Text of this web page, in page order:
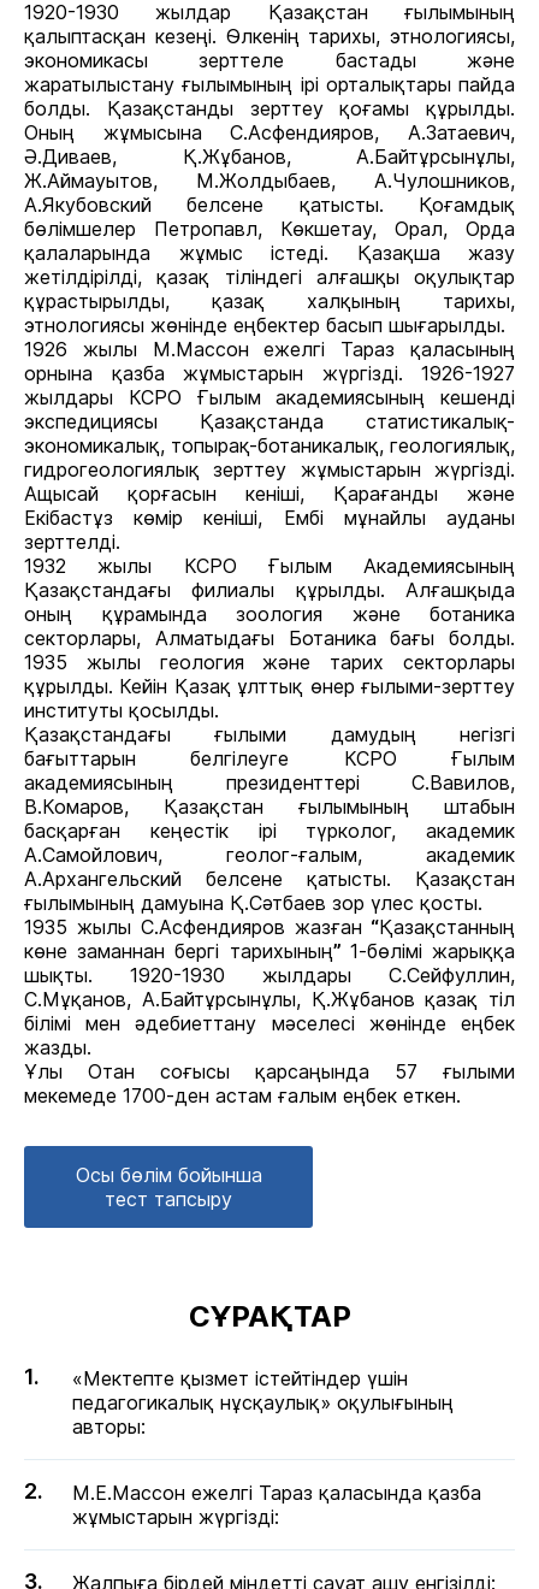
1920-1930 жылдар Қазақстан ғылымының
қалыптасқан кезеңі. Өлкенің тарихы, этнологиясы,
экономикасы зерттеле бастады жəне
жаратылыстану ғылымының ірі орталықтары пайда
болды. Қазақстанды зерттеу қоғамы құрылды.
Оның жұмысына С.Асфендияров, А.Затаевич,
Ә.Диваев, Қ.Жұбанов, А.Байтұрсынұлы,
Ж.Аймауытов, М.Жолдыбаев, А.Чулошников,
А.Якубовский белсене қатысты. Қоғамдық
бөлімшелер Петропавл, Көкшетау, Орал, Орда
қалаларында жұмыс істеді. Қазақша жазу
жетілдірілді, қазақ тіліндегі алғашқы оқулықтар
құрастырылды, қазақ халқының тарихы,
этнологиясы жөнінде еңбектер басып шығарылды.
1926 жылы М.Массон ежелгі Тараз қаласының
орнына қазба жұмыстарын жүргізді. 1926-1927
жылдары КСРО Ғылым академиясының кешенді
экспедициясы Қазақстанда статистикалық-
экономикалық, топырақ-ботаникалық, геологиялық,
гидрогеологиялық зерттеу жұмыстарын жүргізді.
Ащысай қорғасын кеніші, Қарағанды және
Екібастұз көмір кеніші, Ембі мұнайлы ауданы
зерттелді.
1932 жылы КСРО Ғылым Академиясының
Қазақстандағы филиалы құрылды. Алғашқыда
оның құрамында зоология жəне ботаника
секторлары, Алматыдағы Ботаника бағы болды.
1935 жылы геология жəне тарих секторлары
құрылды. Кейін Қазақ ұлттық өнер ғылыми-зерттеу
институты қосылды.
Қазақстандағы ғылыми дамудың негізгі
бағыттарын белгілеуге КСРО Ғылым
академиясының президенттері С.Вавилов,
В.Комаров, Қазақстан ғылымының штабын
басқарған кеңестік ірі түрколог, академик
А.Самойлович, геолог-ғалым, академик
А.Архангельский белсене қатысты. Қазақстан
ғылымының дамуына Қ.Сәтбаев зор үлес қосты.
1935 жылы С.Асфендияров жазған “Қазақстанның
көне заманнан бергі тарихының” 1-бөлімі жарыққа
шықты. 1920-1930 жылдары С.Сейфуллин,
С.Мұқанов, А.Байтұрсынұлы, Қ.Жұбанов қазақ тіл
білімі мен əдебиеттану мəселесі жөнінде еңбек
жазды.
Ұлы Отан соғысы қарсаңында 57 ғылыми
мекемеде 1700-ден астам ғалым еңбек еткен.
Осы бөлім бойынша
тест тапсыру
СҰРАҚТАР
«Мектепте қызмет істейтіндер үшін
педагогикалық нұсқаулық» оқулығының
авторы:
М.Е.Массон ежелгі Тараз қаласында қазба
жұмыстарын жүргізді:
Жалпыға бірдей міндетті сауат ашу енгізілді: